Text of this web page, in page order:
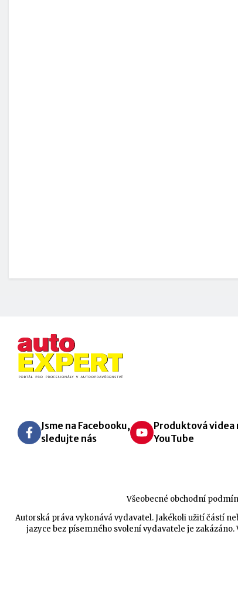
Jsme na Facebooku,
sledujte nás
Produktová videa
YouTube
Všeobecné obchodní
Autorská práva vykonává vydavatel. Jakékoli užití částí
jazyce bez písemného svolení vydavatele je